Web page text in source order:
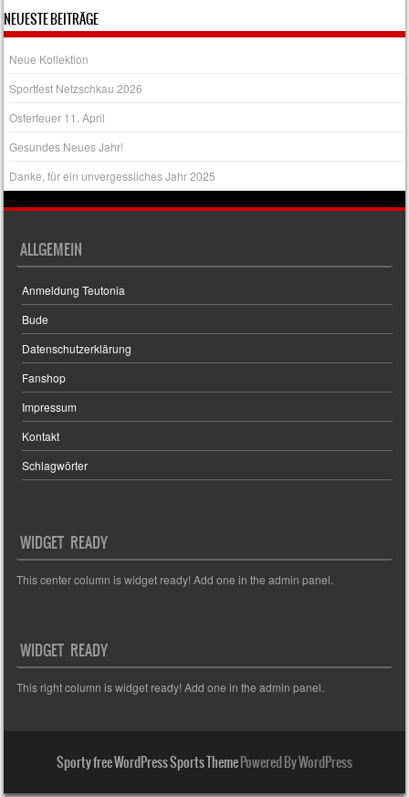
NEUESTE BEITRÄGE
Neue Kollektion
Sportfest Netzschkau 2026
Osterfeuer 11. April
Gesundes Neues Jahr!
Danke, für ein unvergessliches Jahr 2025
ALLGEMEIN
Anmeldung Teutonia
Bude
Datenschutzerklärung
Fanshop
Impressum
Kontakt
Schlagwörter
WIDGET READY
This center column is widget ready! Add one in the admin panel.
WIDGET READY
This right column is widget ready! Add one in the admin panel.
Sporty free WordPress Sports ThemePowered By WordPress